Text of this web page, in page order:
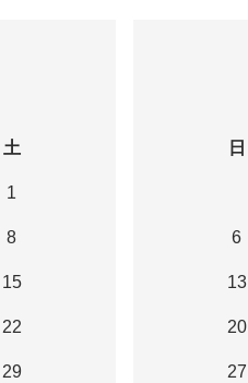
土
1
8
15
22
29
日
6
13
20
27